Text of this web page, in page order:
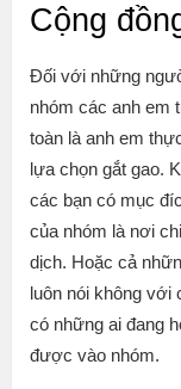
Cộng
Đối với những
nhóm các anh em
toàn là anh em
lựa chọn gắt gao.
các bạn có mục
của nhóm là nơi
dịch. Hoặc cả
luôn nói không với
có những ai đang
được vào nhóm.